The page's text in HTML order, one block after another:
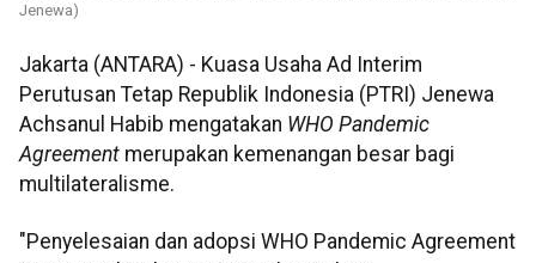
Jenewa)
Jakarta (ANTARA) - Kuasa Usaha Ad Interim
Perutusan Tetap Republik Indonesia (PTRI) Jenewa
Achsanul Habib mengatakan WHO Pandemic
Agreement merupakan kemenangan besar bagi
multilateralisme.
"Penyelesaian dan adopsi WHO Pandemic Agreement